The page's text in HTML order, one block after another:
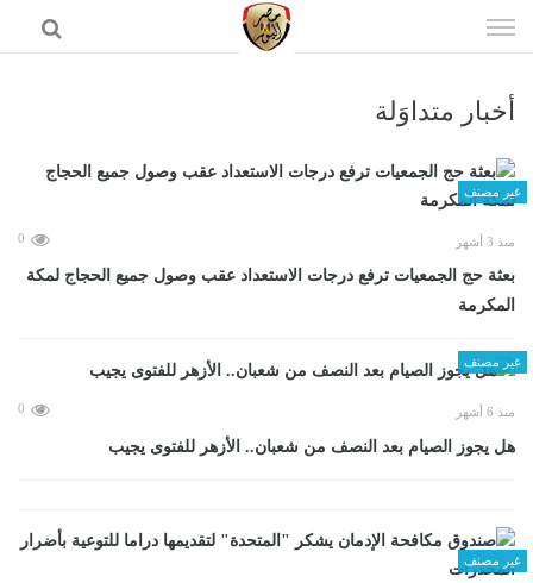
الى
أخبار متداوَلة
غير مصنف
منذ 3 أشهر 0
بعثة حج الجمعيات ترفع درجات الاستعداد عقب وصول جميع الحجاج لمكة
المكرمة
غير مصنف
منذ 6 أشهر 0
هل يجوز الصيام بعد النصف من شعبان.. الأزهر للفتوى يجيب
غير مصنف